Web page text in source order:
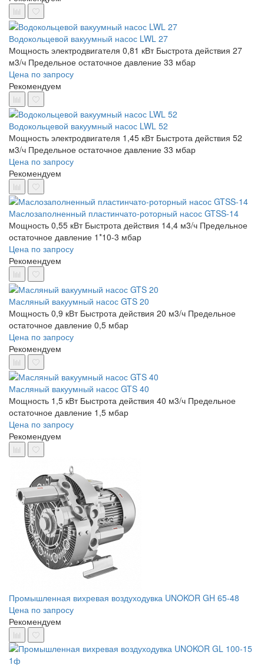
Водокольцевой вакуумный насос LWL 27
Мощность электродвигателя 0,81 кВт Быстрота действия 27
м3/ч Предельное остаточное давление 33 мбар
Цена по запросу
Рекомендуем
Водокольцевой вакуумный насос LWL 52
Мощность электродвигателя 1,45 кВт Быстрота действия 52
м3/ч Предельное остаточное давление 33 мбар
Цена по запросу
Рекомендуем
Маслозаполненный пластинчато-роторный насос GTSS-14
Мощность 0,55 кВт Быстрота действия 14,4 м3/ч Предельное
остаточное давление 1*10-3 мбар
Цена по запросу
Рекомендуем
Масляный вакуумный насос GTS 20
Мощность 0,9 кВт Быстрота действия 20 м3/ч Предельное
остаточное давление 0,5 мбар
Цена по запросу
Рекомендуем
Масляный вакуумный насос GTS 40
Мощность 1,5 кВт Быстрота действия 40 м3/ч Предельное
остаточное давление 1,5 мбар
Цена по запросу
Рекомендуем
Промышленная вихревая воздуходувка UNOKOR GH 65-48
Цена по запросу
Рекомендуем